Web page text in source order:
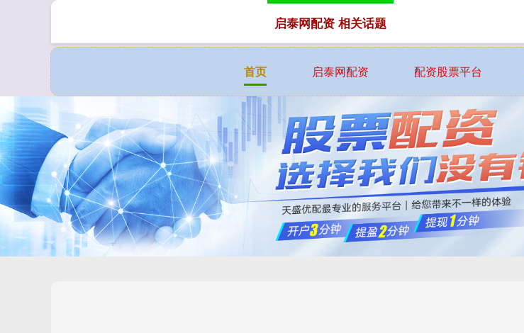
首页 启泰网配资 配资股票平台
启泰网配资 相关话题